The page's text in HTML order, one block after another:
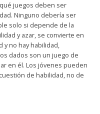
juegos deben ser
Ninguno debería ser
solo si depende de la
y azar, se convierte en
y no hay habilidad,
dados son un juego de
en él. Los jóvenes pueden
de habilidad, no de